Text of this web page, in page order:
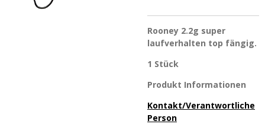
Rooney 2.2g super
laufverhalten top fängig.
1 Stück
Produkt Informationen
Kontakt/Verantwortliche
Person